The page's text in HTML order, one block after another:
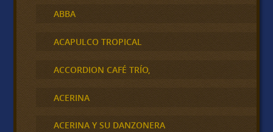
ABBA
ACAPULCO TROPICAL
ACCORDION CAFÉ TRÍO,
ACERINA
ACERINA Y SU DANZONERA